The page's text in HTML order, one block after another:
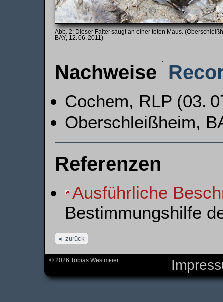
Dieser Falter saugt an einer toten Maus.
BAY, 12. 06. 2011)
Nachweise
Cochem, RLP (03.
Oberschleißheim,
Referenzen
Ausführliche
Bestimmungshilfe
zurück
© 2026 Tobias Westmeier